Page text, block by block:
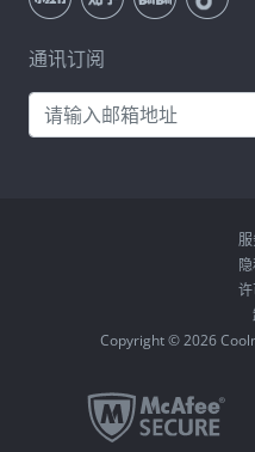
通讯订阅
Copyright © 2026